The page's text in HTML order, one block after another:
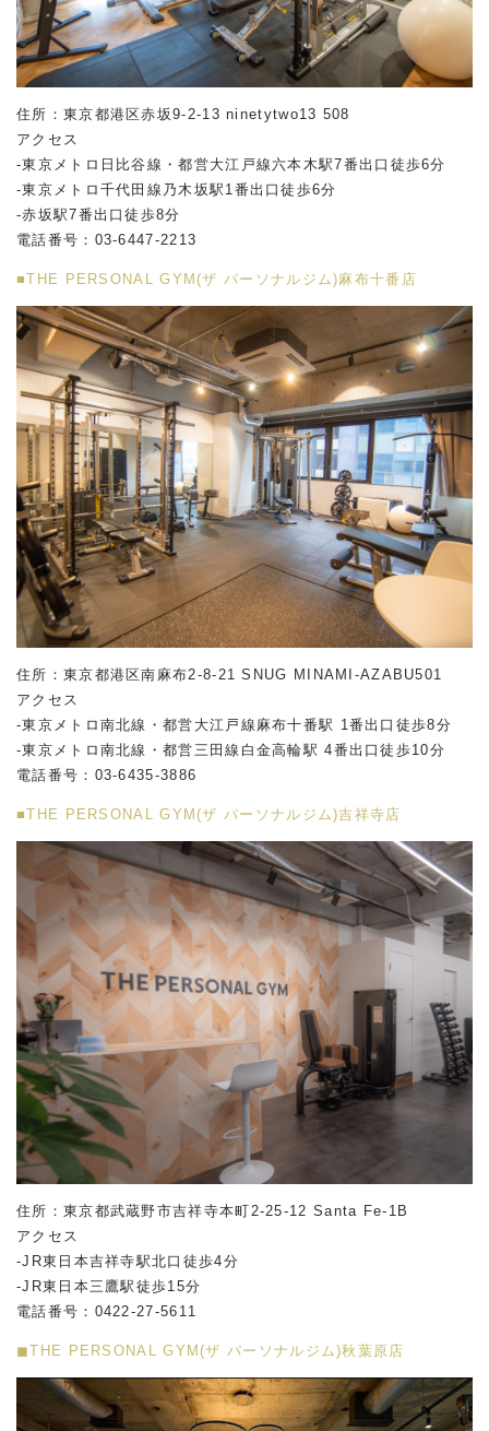
住所：東京都港区赤坂9-2-13 ninetytwo13 508
アクセス
-東京メトロ日比谷線・都営大江戸線六本木駅7番出口徒歩6分
-東京メトロ千代田線乃木坂駅 1 番出口徒歩6分
-赤坂駅7番出口徒歩8分
電話番号： 03-6447-2213
■THE PERSONAL GYM(ザ パーソナルジム)麻布十番店
住所：東京都港区南麻布2-8-21 SNUG MINAMI-AZABU501
アクセス
-東京メトロ南北線・都営大江戸線麻布十番駅 1番出口徒歩8分
-東京メトロ南北線・都営三田線白金高輪駅 4番出口徒歩10分
電話番号： 03-6435-3886
■THE PERSONAL GYM(ザ パーソナルジム)吉祥寺店
住所：東京都武蔵野市吉祥寺本町2-25-12 Santa Fe-1B
アクセス
-JR東日本吉祥寺駅北口徒歩4分
-JR東日本三鷹駅徒歩15分
電話番号：0422-27-5611
◼︎THE PERSONAL GYM(ザ パーソナルジム)秋葉原店